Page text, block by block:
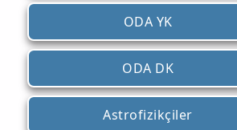
ODA YK
ODA DK
Astrofizikçiler